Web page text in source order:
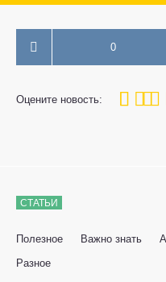
0
Оцените новость:
80
1 3 4
СТАТЬИ
Полезное Важно знать
Разное